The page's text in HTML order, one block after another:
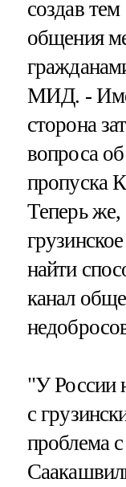
создав
общения
МИД. -
сторона
вопроса
пропуска
Теперь же,
найти
канал
"У России
с
проблема